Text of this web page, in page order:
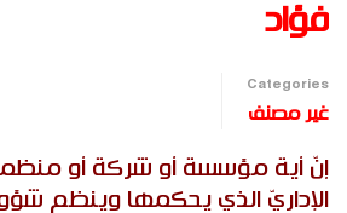
فؤاد
Categories
غير مصنف
إنّ أية مؤسسة أو شركة أو
الإداريّ الذي يحكمها وينظم